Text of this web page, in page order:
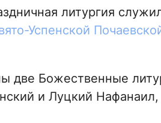
литургия
Успенской
две Божественные
и Луцкий Нафанаил,